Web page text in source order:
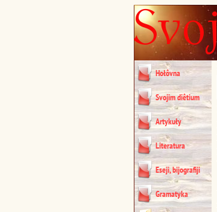
Hołôvna
Svojim diêtium
Artykuły
Literatura
Eseji, bijografiji
Gramatyka